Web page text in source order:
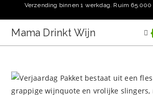
naar
inhoud
Verzending binnen 1 werkdag. Ruim
Mama Drinkt Wijn